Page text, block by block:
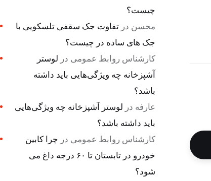
چیست؟
محسن در تفاوت جک سقفی تلسکوپی با
جک های ساده در چیست؟
کارشناس روابط عمومی در لوستر
آشپزخانه چه ویژگی‌هایی باید داشته
باشد؟
عارفه در لوستر آشپزخانه چه ویژگی‌هایی
باید داشته باشد؟
کارشناس روابط عمومی در چرا کابین
خودرو در تابستان تا ۶۰ درجه داغ می
شود؟